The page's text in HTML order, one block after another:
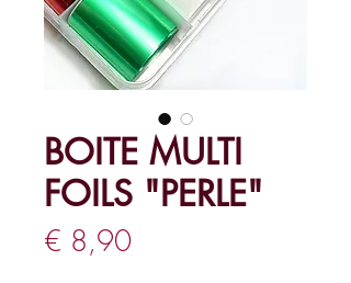
BOITE MULTI
FOILS "PERLE"
€ 8,90Prijs